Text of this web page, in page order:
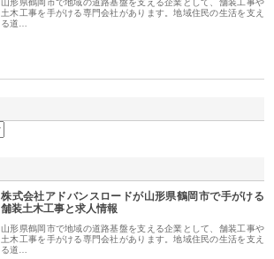
山形県鶴岡市で地域の道路基盤を支える企業として、舗装工事や
土木工事を手がける専門会社があります。地域住民の生活を支え
る道…
株式会社アドバンスロードが山形県鶴岡市で手がける
舗装土木工事と求人情報
山形県鶴岡市で地域の道路基盤を支える企業として、舗装工事や
土木工事を手がける専門会社があります。地域住民の生活を支え
る道…